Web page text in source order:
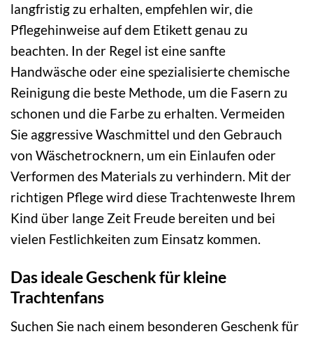
langfristig zu erhalten, empfehlen wir, die
Pflegehinweise auf dem Etikett genau zu
beachten. In der Regel ist eine sanfte
Handwäsche oder eine spezialisierte chemische
Reinigung die beste Methode, um die Fasern zu
schonen und die Farbe zu erhalten. Vermeiden
Sie aggressive Waschmittel und den Gebrauch
von Wäschetrocknern, um ein Einlaufen oder
Verformen des Materials zu verhindern. Mit der
richtigen Pflege wird diese Trachtenweste Ihrem
Kind über lange Zeit Freude bereiten und bei
vielen Festlichkeiten zum Einsatz kommen.
Das ideale Geschenk für kleine
Trachtenfans
Suchen Sie nach einem besonderen Geschenk für